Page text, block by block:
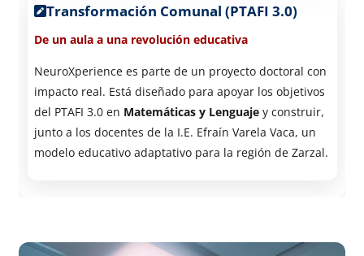
Transformación Comunal (PTAFI 3.0)
De un aula a una revolución educativa
NeuroXperience es parte de un proyecto doctoral con
impacto real. Está diseñado para apoyar los objetivos
del PTAFI 3.0 en Matemáticas y Lenguajey construir,
junto a los docentes de la I.E. Efraín Varela Vaca, un
modelo educativo adaptativo para la región de Zarzal.